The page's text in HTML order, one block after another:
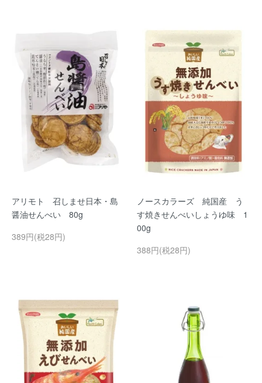
アリモト 召しませ日本・島
醤油せんべい 80g
389円(税28円)
ノースカラーズ 純国産 う
す焼きせんべいしょうゆ味 1
00g
388円(税28円)